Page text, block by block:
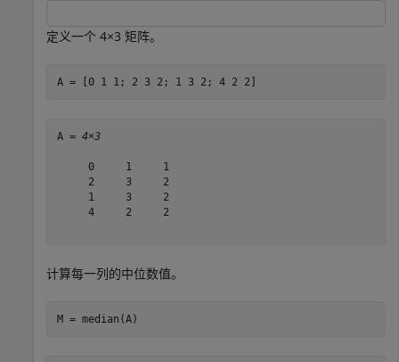
定义一个 4×3 矩阵。
A = [0 1 1; 2 3 2; 1 3 2; 4 2 2]
A = 4×3
     0     1     1
     2     3     2
     1     3     2
     4     2     2
计算每一列的中位数值。
M = median(A)